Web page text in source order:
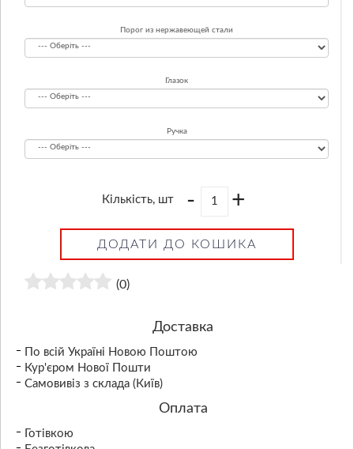
Порог из нержавеющей стали
Глазок
Ручка
Кількість, шт - +
ДОДАТИ ДО КОШИКА
(0)
Доставка
По всій Україні Новою Поштою
Кур'єром Нової Пошти
Самовивіз з склада (Київ)
Оплата
Готівкою